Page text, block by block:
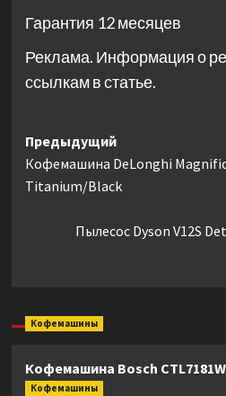
Гарантия 12 месяцев
Реклама. Информация о
ссылкам в статье.
Навигация
записи
Предыдущий
Кофемашина DeLonghi
Titanium/Black
Пылесос Dyson V12S
Кофемашины
Кофемашина Bosch
Кофемашины